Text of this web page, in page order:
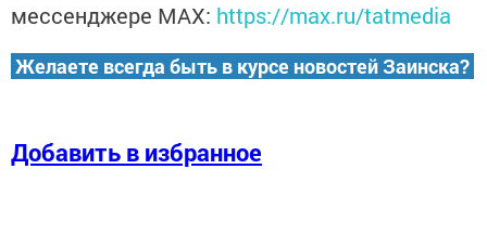
мессенджере MАХ: https://max.ru/tatmedia
Желаете всегда быть в курсе новостей Заинска?
Добавить в избранное